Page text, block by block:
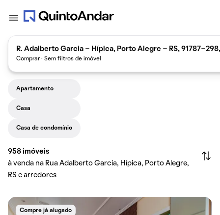
R. Adalberto Garcia - Hípica, Porto Alegre - RS, 91787-
Comprar · Sem filtros de imóvel
Apartamento
Casa
Casa de condomínio
958 imóveis
à venda na Rua Adalberto Garcia, Hípica, Porto Alegre,
RS e arredores
Compre já alugado